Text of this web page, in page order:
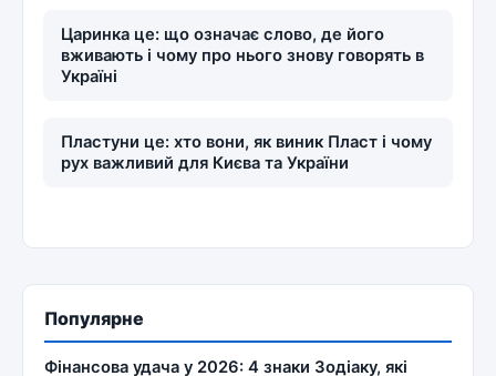
Царинка це: що означає слово, де його
вживають і чому про нього знову говорять в
Україні
Пластуни це: хто вони, як виник Пласт і чому
рух важливий для Києва та України
Популярне
Фінансова удача у 2026: 4 знаки Зодіаку, які